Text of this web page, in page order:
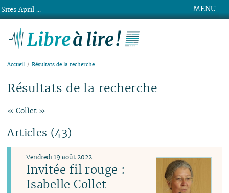
MENU
Accueil Résultats de la recherche
Résultats de la recherche
« Collet »
Articles (43)
Invitée fil rouge :
Isabelle Collet
Vendredi 19 août 2022
Sites April ...